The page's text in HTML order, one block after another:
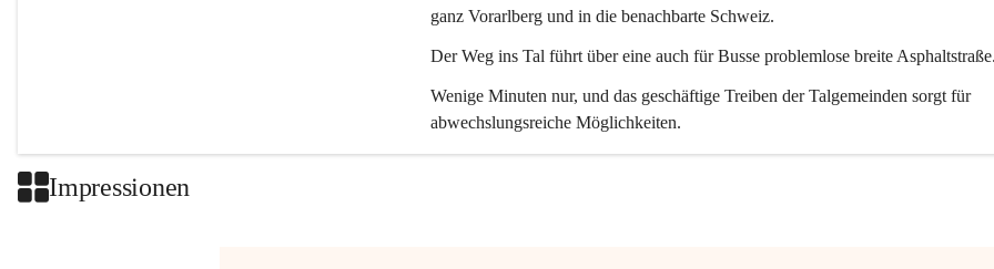
ganz Vorarlberg und in die benachbarte Schweiz.
Der Weg ins Tal führt über eine auch für Busse problemlose breite
Wenige Minuten nur, und das geschäftige Treiben der Talgemeinden sorgt für
abwechslungsreiche Möglichkeiten.
Impressionen